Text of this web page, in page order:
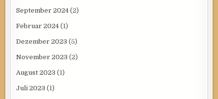
September 2024 (2)
Februar 2024 (1)
Dezember 2023 (5)
November 2023 (2)
August 2023 (1)
Juli 2023 (1)